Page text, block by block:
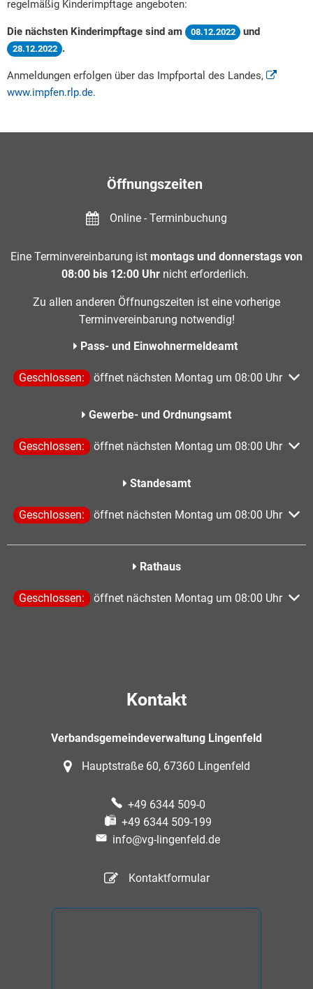
regelmäßig Kinderimpftage angeboten:
Die nächsten Kinderimpftage sind am 08.12.2022 und
28.12.2022 .
Anmeldungen erfolgen über das Impfportal des Landes,
www.impfen.rlp.de.
Öffnungszeiten
Online - Terminbuchung
Eine Terminvereinbarung ist montags und donnerstags von
08:00 bis 12:00 Uhr nicht erforderlich.
Zu allen anderen Öffnungszeiten ist eine vorherige
Terminvereinbarung notwendig!
Pass- und Einwohnermeldeamt
Klicken, um weitere Öffnungs- oder Schließzeiten
Geschlossen: öffnet nächsten Montag um 08:00 Uhr
Gewerbe- und Ordnungsamt
Klicken, um weitere Öffnungs- oder Schließzeiten
Geschlossen: öffnet nächsten Montag um 08:00 Uhr
Standesamt
Klicken, um weitere Öffnungs- oder Schließzeiten
Geschlossen: öffnet nächsten Montag um 08:00 Uhr
Rathaus
Klicken, um weitere Öffnungs- oder Schließzeiten
Geschlossen: öffnet nächsten Montag um 08:00 Uhr
Kontakt
Verbandsgemeindeverwaltung Lingenfeld
Hauptstraße 60, 67360 Lingenfeld
+49 6344 509-0
+49 6344 509-199
info@vg-lingenfeld.de
Kontaktformular